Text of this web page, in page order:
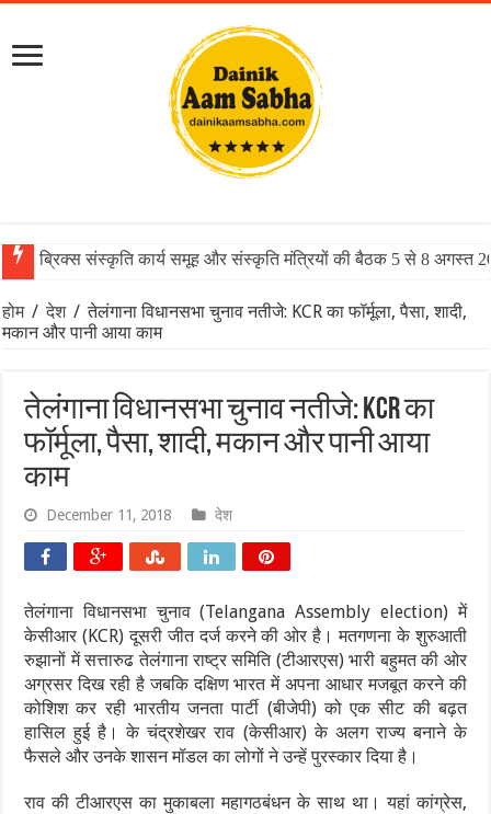
ब्रिक्स संस्कृति कार्य समूह और संस्कृति मंत्रियों की बैठक 5 से 8 अगस्त
होम / देश / तेलंगाना विधानसभा चुनाव नतीजे: KCR का फॉर्मूला, पैसा, शादी,
मकान और पानी आया काम
तेलंगाना विधानसभा चुनाव नतीजे: KCR का
फॉर्मूला, पैसा, शादी, मकान और पानी आया
काम
December 11, 2018 देश
तेलंगाना विधानसभा चुनाव (Telangana Assembly election) में
केसीआर (KCR) दूसरी जीत दर्ज करने की ओर है। मतगणना के शुरुआती
रुझानों में सत्तारुढ तेलंगाना राष्ट्र समिति (टीआरएस) भारी बहुमत की ओर
अग्रसर दिख रही है जबकि दक्षिण भारत में अपना आधार मजबूत करने की
कोशिश कर रही भारतीय जनता पार्टी (बीजेपी) को एक सीट की बढ़त
हासिल हुई है। के चंद्रशेखर राव (केसीआर) के अलग राज्य बनाने के
फैसले और उनके शासन मॉडल का लोगों ने उन्हें पुरस्कार दिया है।
राव की टीआरएस का मुकाबला महागठबंधन के साथ था। यहां कांग्रेस,